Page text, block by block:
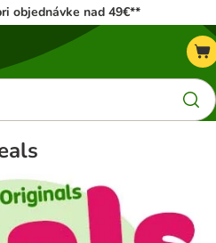
objednávke nad 49€**